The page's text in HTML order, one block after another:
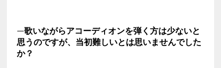
—歌いながらアコーディオンを弾く方は少ないと
思うのですが、当初難しいとは思いませんでした
か？